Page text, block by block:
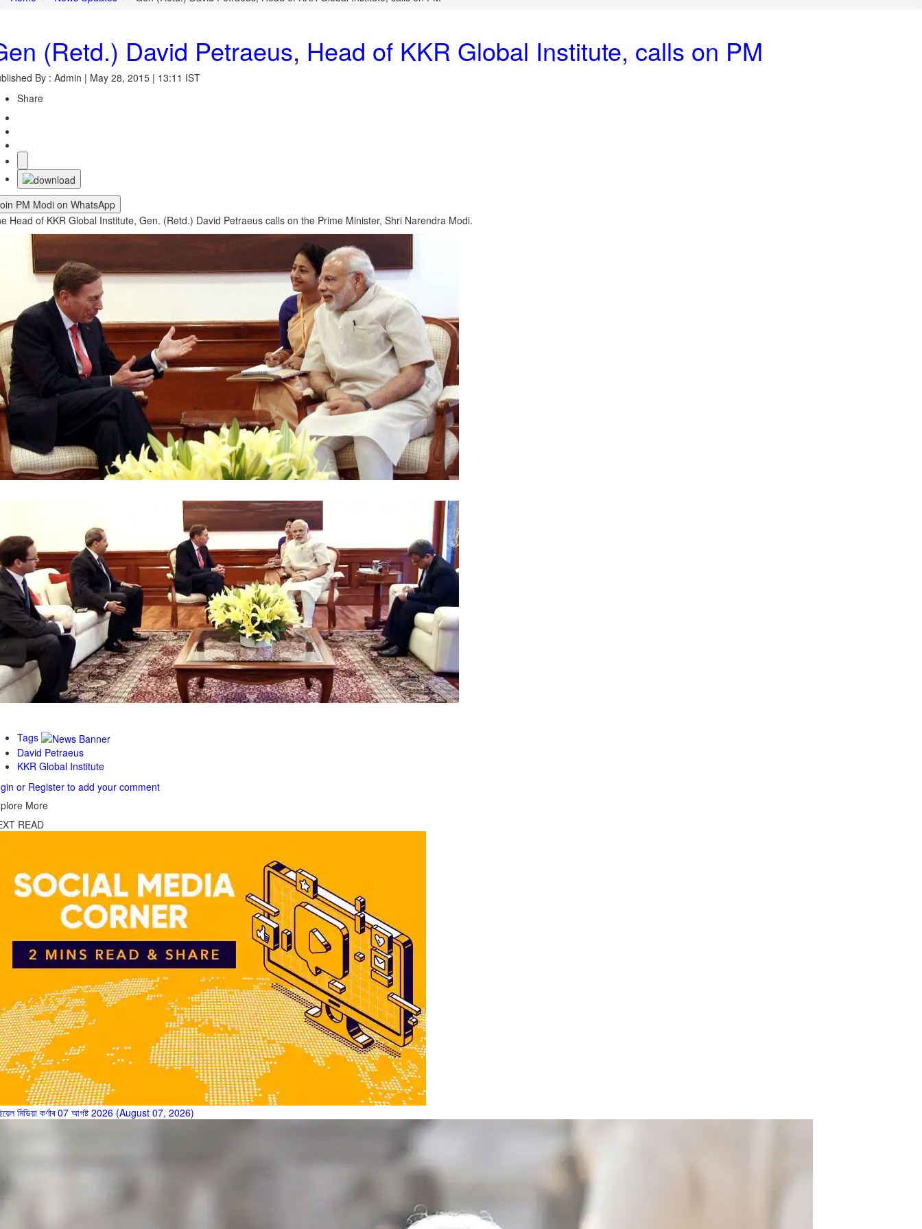
(Retd.) David Petraeus, Head of KKR Global Institute, calls on PM
By : Admin | May 28, 2015 | 13:11 IST
Share
PM Modi on WhatsApp
Head of KKR Global Institute, Gen. (Retd.) David Petraeus calls on the Prime Minister, Shri Narendra Modi.
Tags
David Petraeus
KKR Global Institute
or Register to add your comment
More
READ
মিডিয়া কৰ্ণাৰ 07 আগষ্ট 2026 (August 07, 2026)